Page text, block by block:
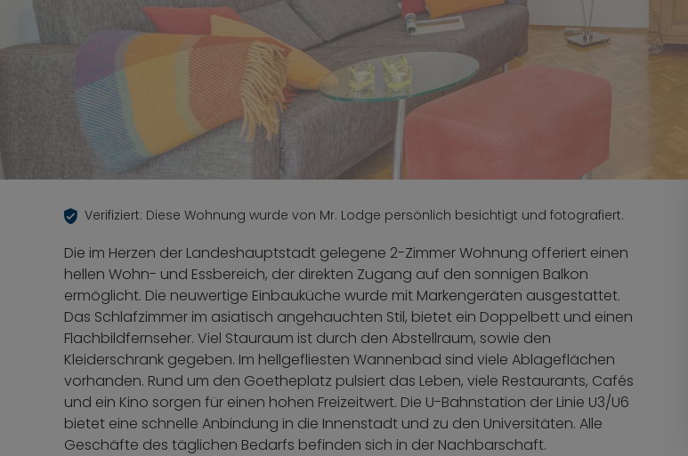
Verifiziert: Diese Wohnung wurde von Mr. Lodge persönlich besichtigt und fotografiert.
Die im Herzen der Landeshauptstadt gelegene 2-Zimmer Wohnung offeriert einen
hellen Wohn- und Essbereich, der direkten Zugang auf den sonnigen Balkon
ermöglicht. Die neuwertige Einbauküche wurde mit Markengeräten ausgestattet.
Das Schlafzimmer im asiatisch angehauchten Stil, bietet ein Doppelbett und einen
Flachbildfernseher. Viel Stauraum ist durch den Abstellraum, sowie den
Kleiderschrank gegeben. Im hellgefliesten Wannenbad sind viele Ablageflächen
vorhanden. Rund um den Goetheplatz pulsiert das Leben, viele Restaurants, Cafés
und ein Kino sorgen für einen hohen Freizeitwert. Die U-Bahnstation der Linie U3/U6
bietet eine schnelle Anbindung in die Innenstadt und zu den Universitäten. Alle
Geschäfte des täglichen Bedarfs befinden sich in der Nachbarschaft.